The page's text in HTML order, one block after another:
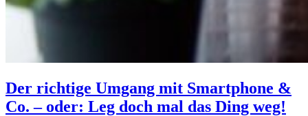
Der richtige Umgang mit Smartphone &
Co. – oder: Leg doch mal das Ding weg!